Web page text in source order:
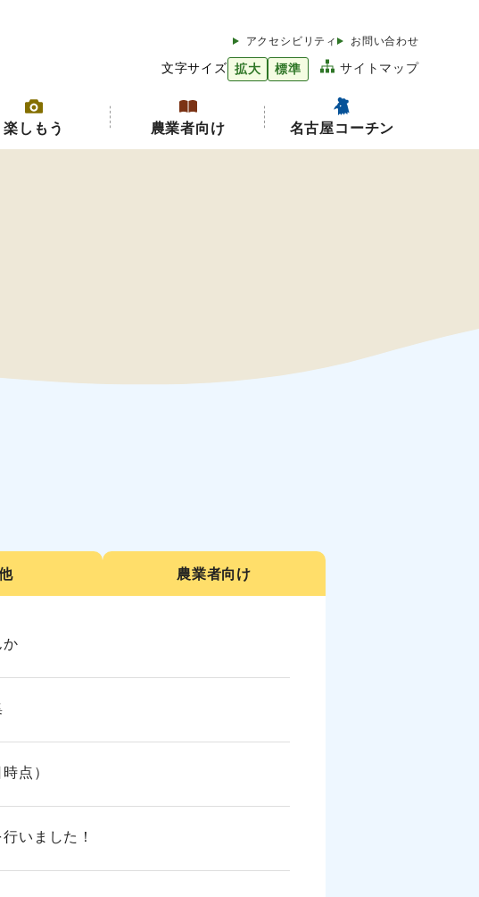
アクセシビリティ お問い合わせ
文字サイズ 拡大 標準 サイトマップ
楽しもう 農業者向け 名古屋コーチン
農業者向け
か
点）
いました！